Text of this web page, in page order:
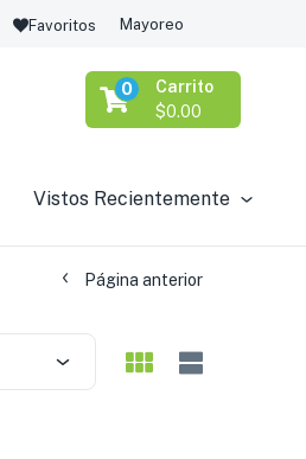
Favoritos Mayoreo
Carrito
0
$0.00
Vistos Recientemente
Página anterior